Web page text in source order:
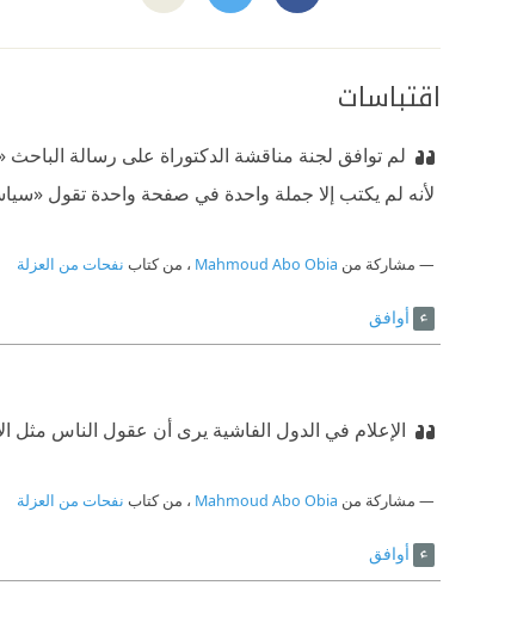
اقتباسات
لم توافق لجنة مناقشة الدكتوراة على رسالة
لأنه لم يكتب إلا جملة واحدة في صفحة واحدة تقول
مشاركة من Mahmoud Abo Obia ، من كتاب نفحات من العزلة
أوافق
الإعلام في الدول الفاشية يرى أن عقول الناس مثل
مشاركة من Mahmoud Abo Obia ، من كتاب نفحات من العزلة
أوافق